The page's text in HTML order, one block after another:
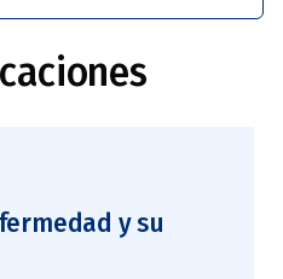
y su